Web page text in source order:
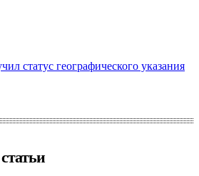
статус географического указания